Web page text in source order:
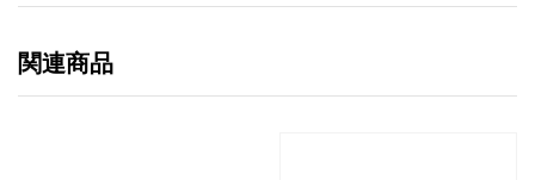
関連商品